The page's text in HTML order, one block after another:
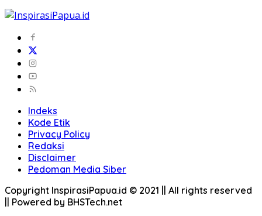
Indeks
Kode Etik
Privacy Policy
Redaksi
Disclaimer
Pedoman Media Siber
Copyright InspirasiPapua.id © 2021 || All rights reserved
|| Powered by BHSTech.net